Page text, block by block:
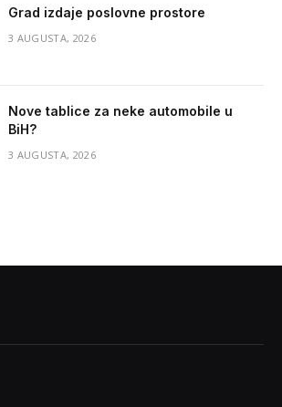
Grad izdaje poslovne prostore
3 AUGUSTA, 2026
Nove tablice za neke automobile u
BiH?
3 AUGUSTA, 2026